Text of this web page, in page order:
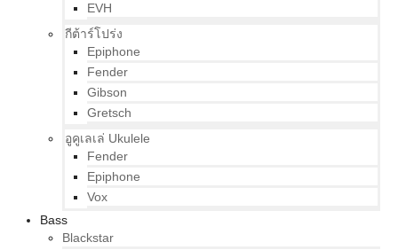
EVH
กีต้าร์โปร่ง
Epiphone
Fender
Gibson
Gretsch
อูคูเลเล่ Ukulele
Fender
Epiphone
Vox
Bass
Blackstar